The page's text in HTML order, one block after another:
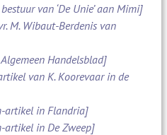
van ‘De Unie’ aan Mimi]
M. Wibaut-Berdenis van
Handelsblad]
van K. Koorevaar in de
artikel in Flandria]
artikel in De Zweep]